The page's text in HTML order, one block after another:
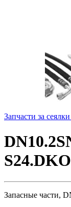
Запчасти за
Запасные части,